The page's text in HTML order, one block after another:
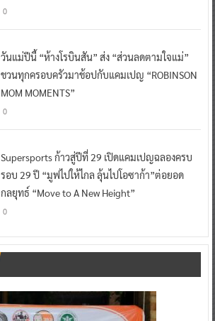
0
วันแม่ปีนี้ “ห้างโรบินสัน” ส่ง “ส่วนลดตามใจแม่”
ชวนทุกครอบครัวมาช้อปกับแคมเปญ “ROBINSON
MOM MOMENTS”
0
Supersports ก้าวสู่ปีที่ 29 เปิดแคมเปญฉลองครบ
รอบ 29 ปี “มูฟไปให้ไกล ลุ้นไปโอซาก้า”ต่อยอด
กลยุทธ์ “Move to A New Height”
0